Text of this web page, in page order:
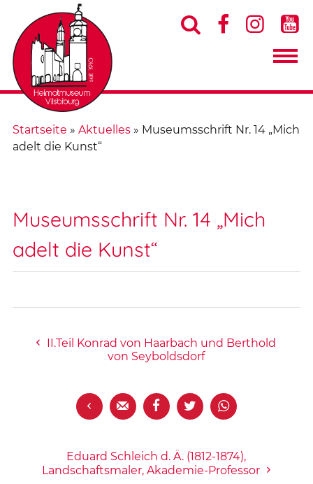
   
Startseite » Aktuelles» Museumsschrift Nr. 14 „Mich
adelt die Kunst“
Museumsschrift Nr. 14 „Mich
adelt die Kunst“
II.Teil Konrad von Haarbach und Berthold
von Seyboldsdorf
    
Eduard Schleich d. Ä. (1812-1874),
Landschaftsmaler, Akademie-Professor